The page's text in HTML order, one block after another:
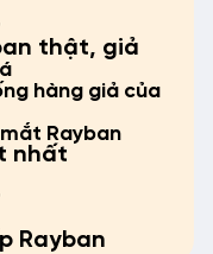
thật, giả
hàng giả của
Rayban
nhất
Rayban